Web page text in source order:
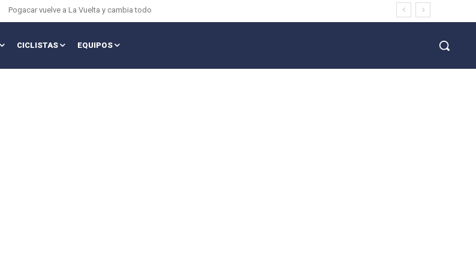
Pogacar vuelve a La Vuelta y cambia todo
CICLISTAS EQUIPOS